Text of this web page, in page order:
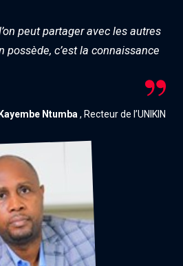
peut partager avec les autres
possède, c’est la connaissance
Ntumba , Recteur de l’UNIKIN